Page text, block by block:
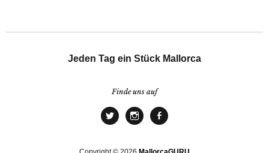
Jeden Tag ein Stück Mallorca
Finde uns auf